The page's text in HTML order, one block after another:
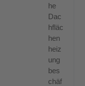
he
Dac
hfläc
hen
heiz
ung
bes
chäf